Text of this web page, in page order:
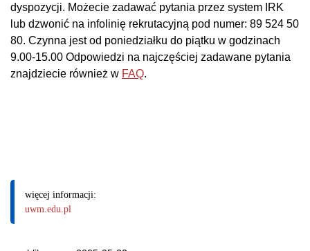
dyspozycji. Możecie zadawać pytania przez system IRK
lub dzwonić na infolinię rekrutacyjną pod numer: 89 524 50
80. Czynna jest od poniedziałku do piątku w godzinach
9.00-15.00 Odpowiedzi na najczęściej zadawane pytania
znajdziecie również w FAQ.
więcej informacji:
uwm.edu.pl